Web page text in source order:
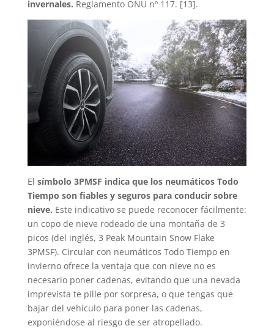
invernales. Reglamento ONU nº 117. [13].
El símbolo 3PMSF indica que los neumáticos Todo
Tiempo son fiables y seguros para conducir sobre
nieve. Este indicativo se puede reconocer fácilmente:
un copo de nieve rodeado de una montaña de 3
picos (del inglés, 3 Peak Mountain Snow Flake
3PMSF). Circular con neumáticos Todo Tiempo en
invierno ofrece la ventaja que con nieve no es
necesario poner cadenas, evitando que una nevada
imprevista te pille por sorpresa, o que tengas que
bajar del vehículo para poner las cadenas,
exponiéndose al riesgo de ser atropellado.